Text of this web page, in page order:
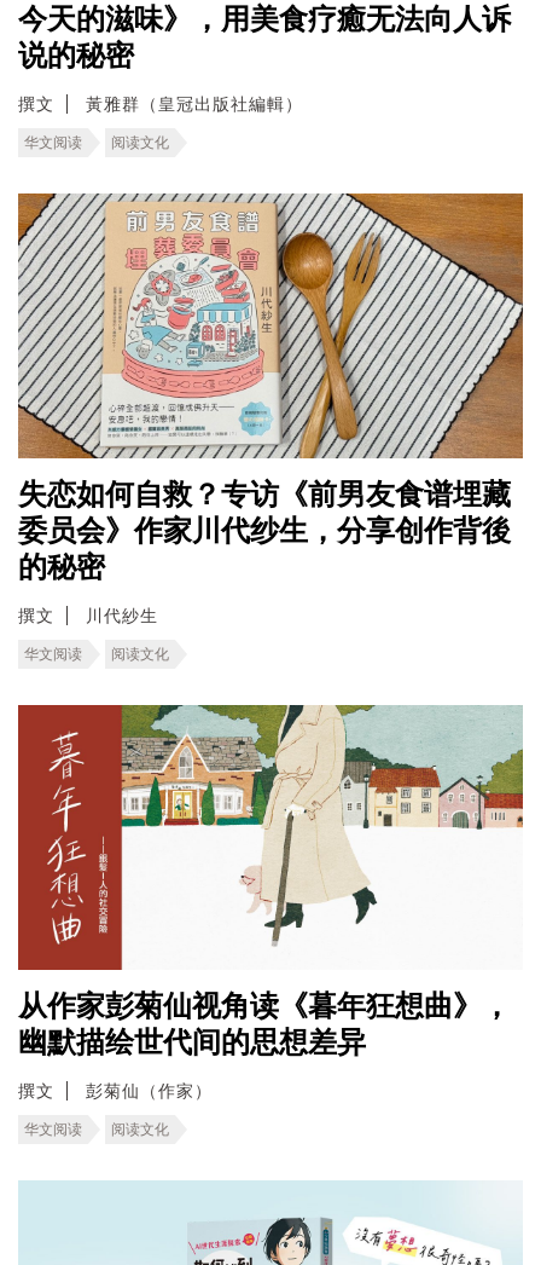
今天的滋味》，用美食疗癒无法向人诉
说的秘密
撰文 黃雅群（皇冠出版社編輯）
华文阅读 阅读文化
失恋如何自救？专访《前男友食谱埋藏
委员会》作家川代纱生，分享创作背後
的秘密
撰文 川代紗生
华文阅读 阅读文化
从作家彭菊仙视角读《暮年狂想曲》，
幽默描绘世代间的思想差异
撰文 彭菊仙（作家）
华文阅读 阅读文化